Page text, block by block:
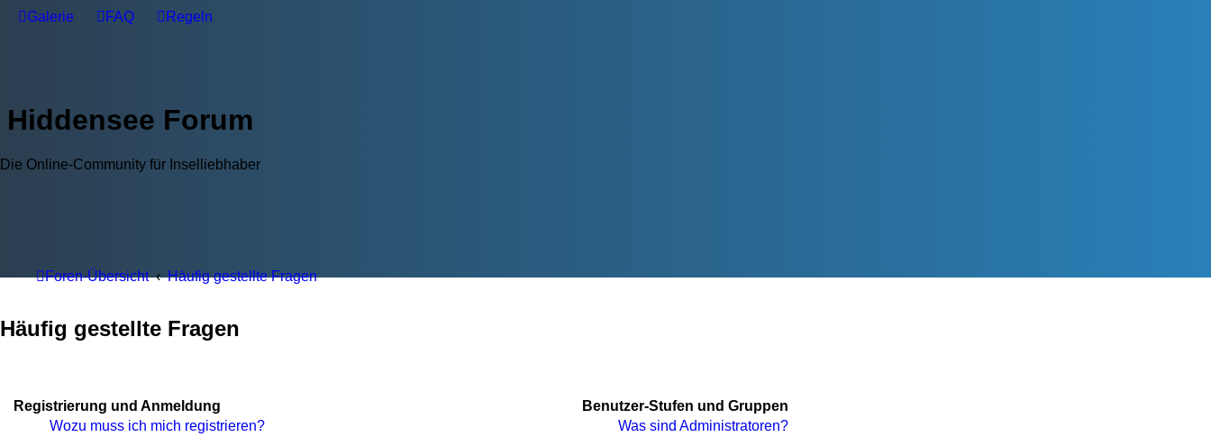
Galerie FAQ Regeln
Hiddensee Forum
Die Online-Community für Inselliebhaber
Foren-Übersicht Häufig gestellte Fragen
Häufig gestellte Fragen
Registrierung und Anmeldung
Wozu muss ich mich registrieren?
Benutzer-Stufen und Gruppen
Was sind Administratoren?